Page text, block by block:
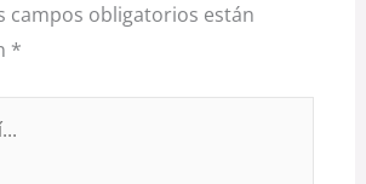
campos obligatorios están
*